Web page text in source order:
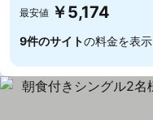
最安値 ￥5,174
9件のサイトの料金を表示